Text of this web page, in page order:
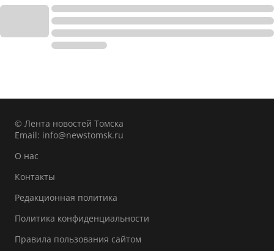
© Лента новостей Томска
Email: info@newstomsk.ru
О нас
Контакты
Редакционная политика
Политика конфиденциальности
Правила пользования сайтом